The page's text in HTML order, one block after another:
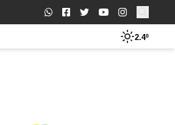
Buscar:
2.4º